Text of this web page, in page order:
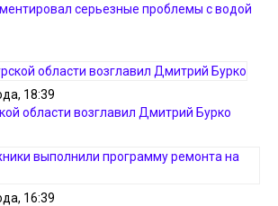
серьезные проблемы с водой
18:39
области возглавил Дмитрий Бурко
16:39